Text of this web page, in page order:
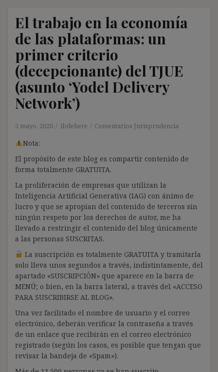
El trabajo en la economía
de las plataformas: un
primer criterio
(decepcionante) del TJUE
(asunto ‘Yodel Delivery
Network’)
5 mayo, 2020 ibdehere Comentarios Jurisprudencia
Nota:
El propósito de este blog es compartir contenido de
forma totalmente GRATUITA.
La proliferación de empresas que utilizan la
Inteligencia Artificial Generativa (IAG) con ánimo de
lucro y que se apropian del contenido de terceros sin
ningún respeto por los derechos de autor, me ha
llevado a restringir el contenido del blog únicamente
a las personas SUSCRITAS.
La suscripción es totalmente GRATUITA y tramitarla
solo lleva unos segundos a través, indistintamente, del
apartado «SUSCRIPCIÓN» que aparece en la barra de
MENÚ; o bien, en la barra lateral, a través del «ACCESO
PARA SUSCRIBIRSE AL BLOG».
Una vez facilitado el nombre de usuario y el correo
electrónico, deberán verificar la contraseña a través
de un enlace que recibirán en el correo electrónico
registrado (según los casos, es posible que tengan que
revisar la bandeja de «Spam»).